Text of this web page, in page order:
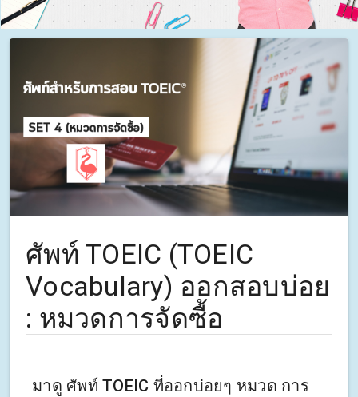
ศัพท์ TOEIC (TOEIC
Vocabulary) ออกสอบบ่อย
: หมวดการจัดซื้อ
มาดู ศัพท์ TOEIC ที่ออกบ่อยๆ หมวด การ